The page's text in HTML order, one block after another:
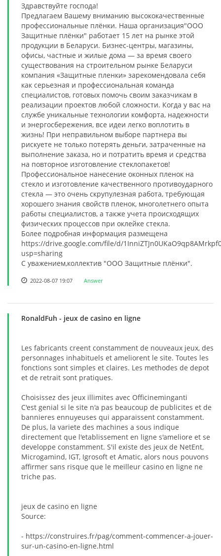
Здравствуйте господа!
Предлагаем Вашему вниманию высококачественные
профессиональные плёнки. Наша организация"ООО
Защитные плёнки" работает 15 лет на рынке этой
продукции в Беларуси. Бизнес-центры, магазины,
офисы, частные и жилые дома — за время своего
существования на строительном рынке Беларуси
компания «Защитные пленки» зарекомендовала себя
как серьезная и профессиональная команда
специалистов, готовых помочь своим заказчикам в
реализации проектов любой сложности. Когда у вас на
службе уникальные технологии комфорта, надежности
и энергосбережения, все идеи легко воплотить в
жизнь! При неправильном выборе партнера вы
рискуете не только потерять деньги, затраченные на
выполнение заказа, но и потратить время и средства
на повторное изготовление стеклопакетов!
Профессиональное нанесение оконных пленок на
стекло и изготовление качественного противоударного
стекла — это очень скрупулезная работа, требующая
хорошего знания свойств пленок, многолетнего опыта
работы специалистов, а также учета происходящих
физических процессов при оклейке стекла.
Более подробная информация размещена
https://drive.google.com/file/d/
usp=sharing
С уважением,коллектив "ООО Защитные плёнки".
2022-08-07 19:07 Answer
RonaldFuh - jeux de casino en ligne
Les fabricants creent constamment de nouveaux jeux, des
personnages inhabituels et ameliorent le site. Toutes les
fonctions sont simples et claires. Les methodes de depot
et de retrait sont pratiques.
Choisissez des jeux illimites avec Officineminganti
C'est genial si le site n'a pas beaucoup de publicites et de
bannieres ennuyeuses qui apparaissent constamment.
De plus, la variete des machines a sous indique
directement que l'etablissement en ligne s'ameliore et se
developpe constamment. S'il existe des jeux de NetEnt,
Microgamind, IGT, Igrosoft et Amatic, alors nous pouvons
affirmer sans risque que le meilleur casino en ligne ne
triche pas.
jeux de casino en ligne
Source:
- https://construires.fr/pag/comment-commencer-a-jouer-
sur-un-casino-en-ligne.html